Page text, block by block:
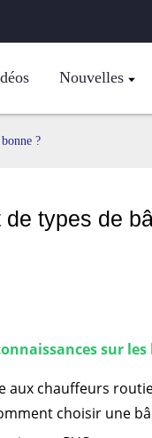
Nouvelles
?
types de
sur les
aux chauffeurs
choisir une